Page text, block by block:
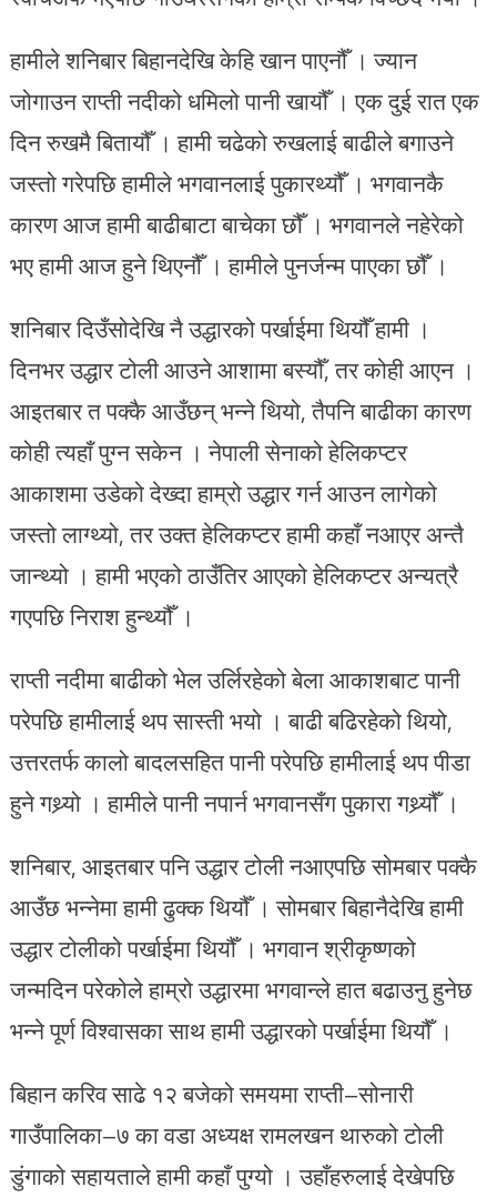
हामीले शनिबार बिहानदेखि केहि खान पाएनौँ । ज्यान
जोगाउन राप्ती नदीको धमिलो पानी खायौँ । एक दुई रात एक
दिन रुखमै बितायौँ । हामी चढेको रुखलाई बाढीले बगाउने
जस्तो गरेपछि हामीले भगवानलाई पुकारथ्यौँ । भगवानकै
कारण आज हामी बाढीबाटा बाचेका छौँ । भगवानले नहेरेको
भए हामी आज हुने थिएनौँ । हामीले पुनर्जन्म पाएका छौँ ।
शनिबार दिउँसोदेखि नै उद्धारको पर्खाईमा थियौँ हामी ।
दिनभर उद्धार टोली आउने आशामा बस्यौँ, तर कोही आएन ।
आइतबार त पक्कै आउँछन् भन्ने थियो, तैपनि बाढीका कारण
कोही त्यहाँ पुग्न सकेन । नेपाली सेनाको हेलिकप्टर
आकाशमा उडेको देख्दा हाम्रो उद्धार गर्न आउन लागेको
जस्तो लाग्थ्यो, तर उक्त हेलिकप्टर हामी कहाँ नआएर अन्तै
जान्थ्यो । हामी भएको ठाउँतिर आएको हेलिकप्टर अन्यत्रै
गएपछि निराश हुन्थ्यौँ ।
राप्ती नदीमा बाढीको भेल उर्लिरहेको बेला आकाशबाट पानी
परेपछि हामीलाई थप सास्ती भयो । बाढी बढिरहेको थियो,
उत्तरतर्फ कालो बादलसहित पानी परेपछि हामीलाई थप पीडा
हुने गथ्र्यो । हामीले पानी नपार्न भगवानसँग पुकारा गथ्र्यौँ ।
शनिबार, आइतबार पनि उद्धार टोली नआएपछि सोमबार पक्कै
आउँछ भन्नेमा हामी ढुक्क थियौँ । सोमबार बिहानैदेखि हामी
उद्धार टोलीको पर्खाईमा थियौँ । भगवान श्रीकृष्णको
जन्मदिन परेकोले हाम्रो उद्धारमा भगवान्ले हात बढाउनु हुनेछ
भन्ने पूर्ण विश्वासका साथ हामी उद्धारको पर्खाईमा थियौँ ।
बिहान करिव साढे १२ बजेको समयमा राप्ती–सोनारी
गाउँपालिका–७ का वडा अध्यक्ष रामलखन थारुको टोली
डुंगाको सहायताले हामी कहाँ पुग्यो । उहाँहरुलाई देखेपछि